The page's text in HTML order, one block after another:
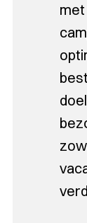
met